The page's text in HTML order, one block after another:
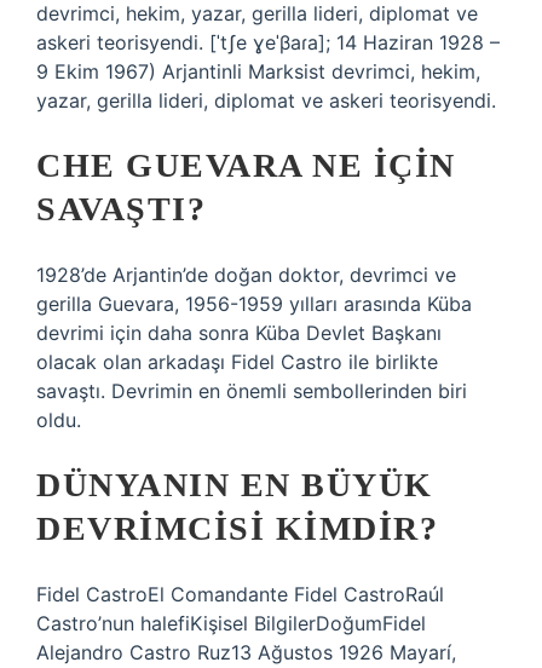
devrimci, hekim, yazar, gerilla lideri, diplomat ve
askeri teorisyendi. [ˈtʃe ɣeˈβaɾa]; 14 Haziran 1928 –
9 Ekim 1967) Arjantinli Marksist devrimci, hekim,
yazar, gerilla lideri, diplomat ve askeri teorisyendi.
CHE GUEVARA NE IÇIN
SAVAŞTI?
1928’de Arjantin’de doğan doktor, devrimci ve
gerilla Guevara, 1956-1959 yılları arasında Küba
devrimi için daha sonra Küba Devlet Başkanı
olacak olan arkadaşı Fidel Castro ile birlikte
savaştı. Devrimin en önemli sembollerinden biri
oldu.
DÜNYANIN EN BÜYÜK
DEVRIMCISI KIMDIR?
Fidel CastroEl Comandante Fidel CastroRaúl
Castro’nun halefiKişisel BilgilerDoğumFidel
Alejandro Castro Ruz13 Ağustos 1926 Mayarí,